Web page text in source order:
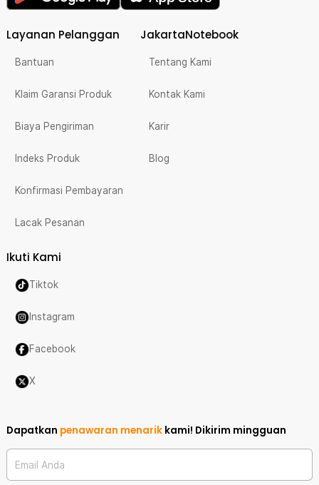
Layanan Pelanggan
Bantuan
Klaim Garansi Produk
Biaya Pengiriman
Indeks Produk
Konfirmasi Pembayaran
Lacak Pesanan
JakartaNotebook
Tentang Kami
Kontak Kami
Karir
Blog
Ikuti Kami
Tiktok
Instagram
Facebook
X
Dapatkan penawaran menarik kami! Dikirim mingguan
Email Anda